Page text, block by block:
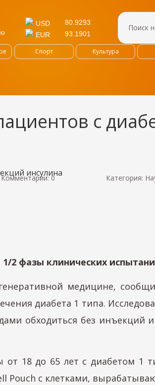
USD
80.9293
EUR
93.1901
Спорт Культура
с
Комментарии: 0 Категория:
1/2 фазы клинических
медицине,
диабета 1 типа.
обходиться без
18 до 65 лет с диабетом 1
Pouch с клетками,